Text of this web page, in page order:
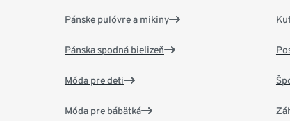
Pánske pulóvre a mikiny
Pánska spodná bielizeň
Móda pre deti
Móda pre bábätká